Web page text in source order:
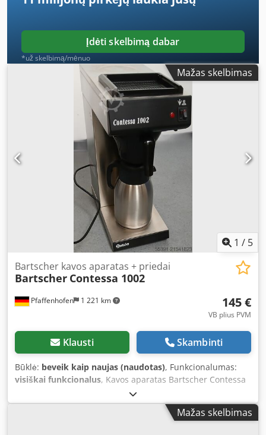
Įdėti skelbimą dabar
*už skelbimą/mėnuo
Mažas skelbimas
1 / 5
Pfaffenhofen 1 221 km
Bartscher kavos aparatas + priedai
Bartscher Contessa 1002
145 €
VB plius PVM
Klausti Skambinti
Būklė: beveik kaip naujas (naudotas), Funkcionalumas:
visiškai funkcionalus, Kavos aparatas Bartscher Contessa
1002 su 2 litrų termose / izoliacine ąsočiu su pilstymo
mechanizmu 1400 vatų Originalioje pakuotėje, sidabrinės
spalvos 2 vnt. izoliacinių ąsočių po 2 l Su krepšeliniu filtru –
Mažas skelbimas